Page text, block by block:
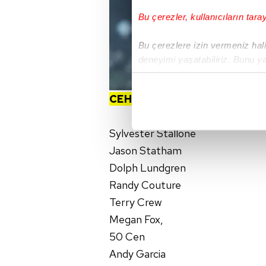
Bu çerezler, kullanıcıların
Bu çerezlere izin vermeniz
deneyimi yaşatabiliriz. Bunu
içerikleri sunabilmek adına
Her halükârda, kullanıcılar,
Sizlere daha iyi bir hizmet
amacıyla kullanılmaktadır.
reklam/pazarlama faaliyetlerinin
Çerezlere ilişkin tercihlerinizi
6698 sayılı Kişisel Verilerin
CEHENNEM MELEKLERİ
Sylvester Stallone
Jason Statham
Dolph Lundgren
Randy Couture
Terry Crew
Megan Fox,
50 Cen
Andy Garcia